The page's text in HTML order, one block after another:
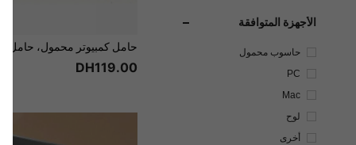
الأجهزة المتوافقة
حاسوب محمول
PC
Mac
لوح
أخرى
DH119.00